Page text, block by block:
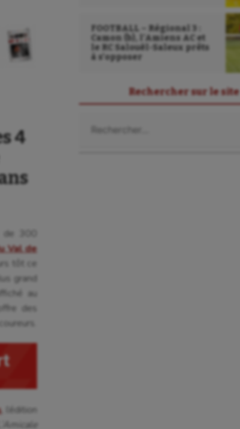
4
300
Val de
tôt ce
grand
au
des
, l’édition
FOOTBALL – Régional 3 :
Camon (b), l’Amiens AC et
le RC Salouël-Saleux prêts
à s’opposer
Rechercher sur le site